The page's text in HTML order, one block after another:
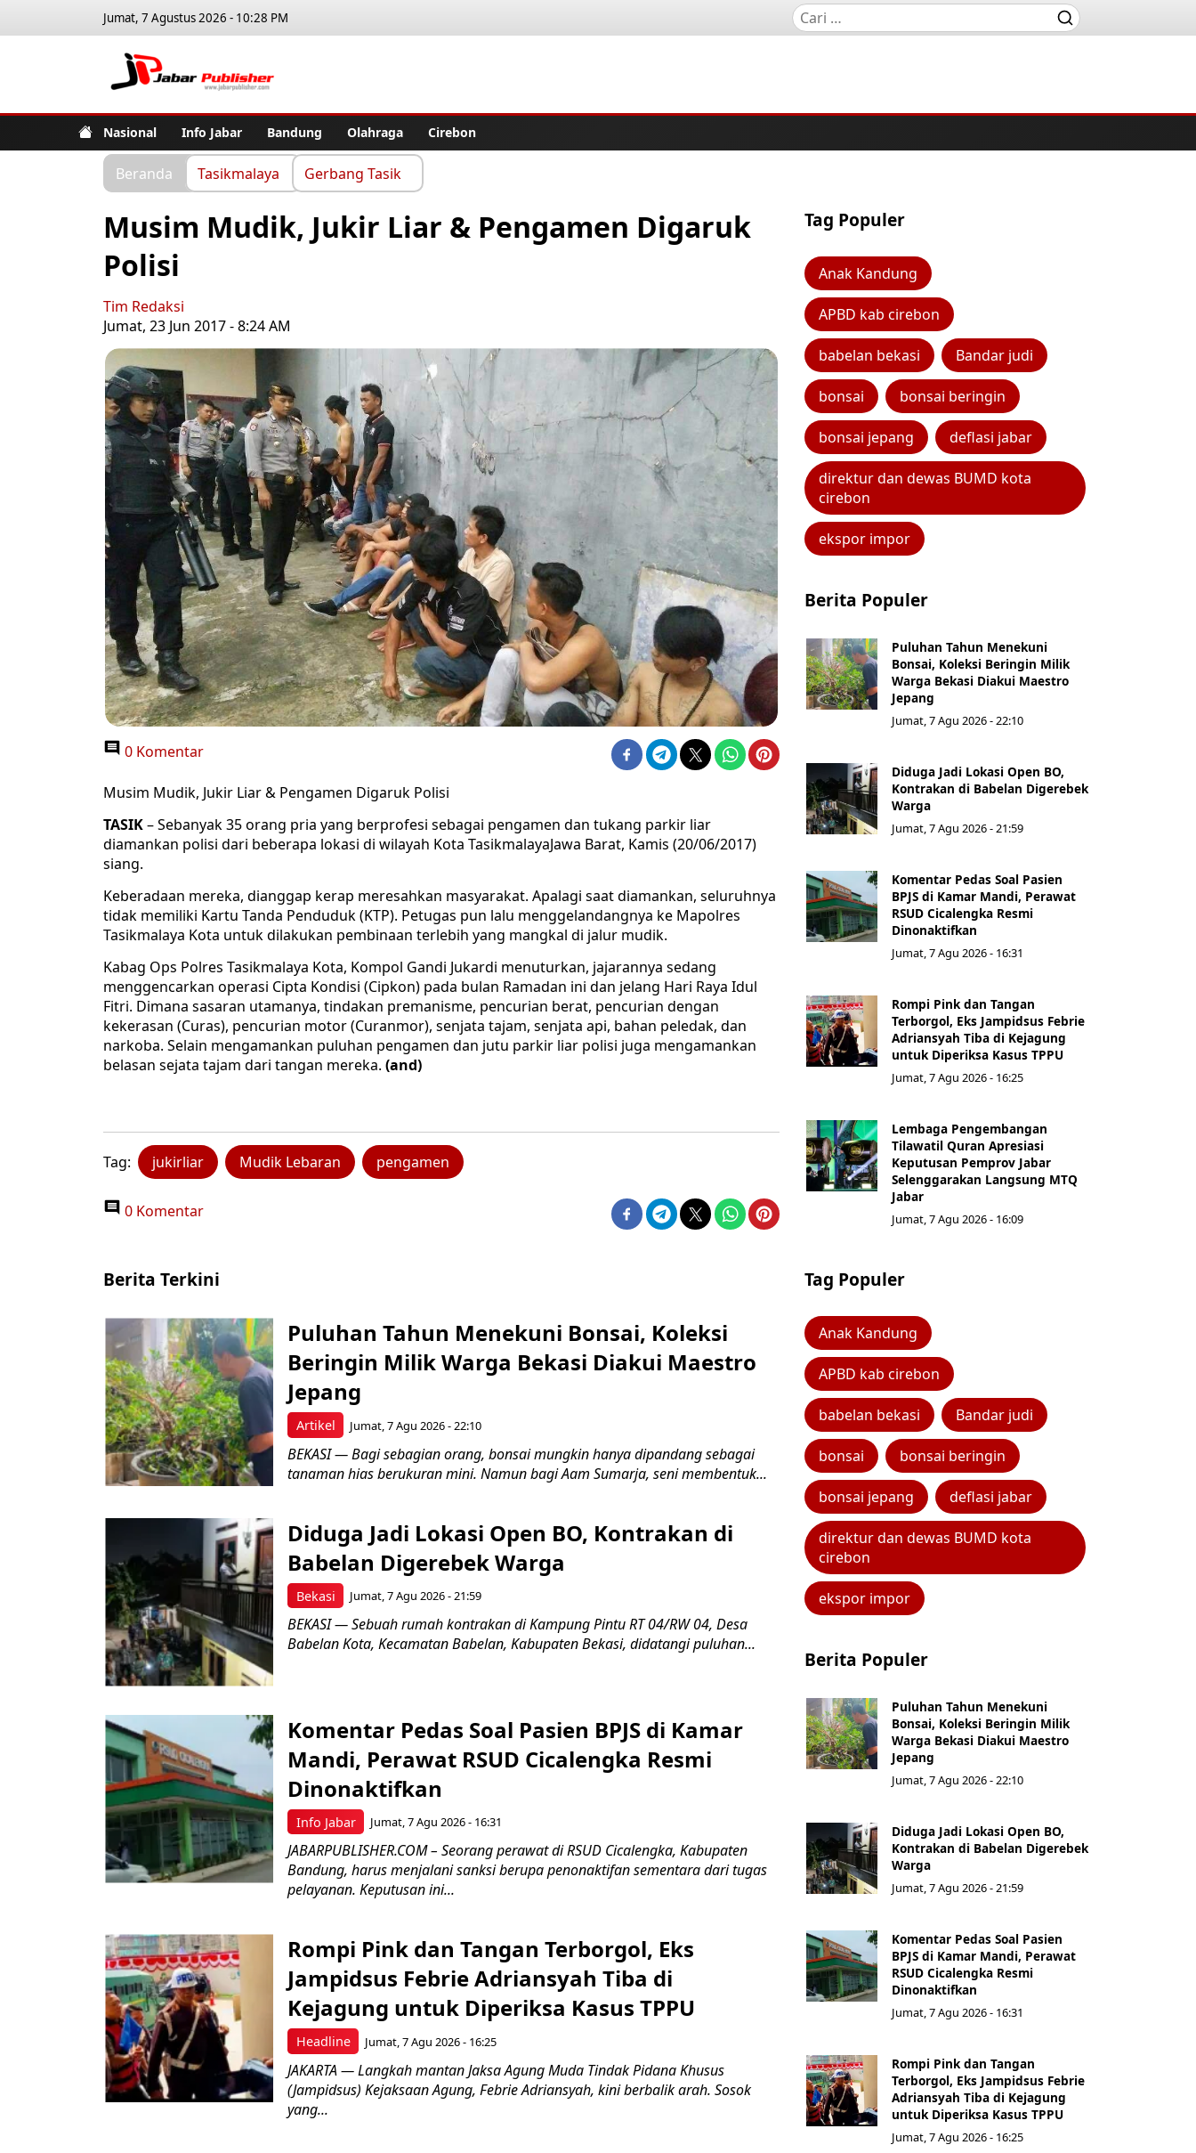
Jumat, 7 Agustus 2026 - 10:28 PM
Nasional Info Jabar Bandung Olahraga Cirebon
Beranda Tasikmalaya Gerbang Tasik
Musim Mudik, Jukir Liar & Pengamen Digaruk
Polisi
Tim Redaksi
Jumat, 23 Jun 2017 - 8:24 AM
0 Komentar
Musim Mudik, Jukir Liar & Pengamen Digaruk Polisi
TASIK– Sebanyak 35 orang pria yang berprofesi sebagai pengamen dan tukang parkir liar
diamankan polisi dari beberapa lokasi di wilayah Kota TasikmalayaJawa Barat, Kamis (20/06/2017)
siang.
Keberadaan mereka, dianggap kerap meresahkan masyarakat. Apalagi saat diamankan, seluruhnya
tidak memiliki Kartu Tanda Penduduk (KTP). Petugas pun lalu menggelandangnya ke Mapolres
Tasikmalaya Kota untuk dilakukan pembinaan terlebih yang mangkal di jalur mudik.
Kabag Ops Polres Tasikmalaya Kota, Kompol Gandi Jukardi menuturkan, jajarannya sedang
menggencarkan operasi Cipta Kondisi (Cipkon) pada bulan Ramadan ini dan jelang Hari Raya Idul
Fitri. Dimana sasaran utamanya, tindakan premanisme, pencurian berat, pencurian dengan
kekerasan (Curas), pencurian motor (Curanmor), senjata tajam, senjata api, bahan peledak, dan
narkoba. Selain mengamankan puluhan pengamen dan jutu parkir liar polisi juga mengamankan
belasan sejata tajam dari tangan mereka. (and)
Tag: jukirliar Mudik Lebaran pengamen
0 Komentar
Tag Populer
Anak Kandung
APBD kab cirebon
babelan bekasi Bandar judi
bonsai bonsai beringin
bonsai jepang deflasi jabar
direktur dan dewas BUMD kota
cirebon
ekspor impor
Berita Populer
Puluhan Tahun Menekuni
Bonsai, Koleksi Beringin Milik
Warga Bekasi Diakui Maestro
Jepang
Jumat, 7 Agu 2026 - 22:10
Diduga Jadi Lokasi Open BO,
Kontrakan di Babelan Digerebek
Warga
Jumat, 7 Agu 2026 - 21:59
Komentar Pedas Soal Pasien
BPJS di Kamar Mandi, Perawat
RSUD Cicalengka Resmi
Dinonaktifkan
Jumat, 7 Agu 2026 - 16:31
Rompi Pink dan Tangan
Terborgol, Eks Jampidsus Febrie
Adriansyah Tiba di Kejagung
untuk Diperiksa Kasus TPPU
Jumat, 7 Agu 2026 - 16:25
Lembaga Pengembangan
Tilawatil Quran Apresiasi
Keputusan Pemprov Jabar
Selenggarakan Langsung MTQ
Jabar
Jumat, 7 Agu 2026 - 16:09
Berita Terkini
Artikel
Puluhan Tahun Menekuni Bonsai, Koleksi
Beringin Milik Warga Bekasi Diakui Maestro
Jepang
Jumat, 7 Agu 2026 - 22:10
BEKASI — Bagi sebagian orang, bonsai mungkin hanya dipandang sebagai
tanaman hias berukuran mini. Namun bagi Aam Sumarja, seni membentuk...
Bekasi
Diduga Jadi Lokasi Open BO, Kontrakan di
Babelan Digerebek Warga
Jumat, 7 Agu 2026 - 21:59
BEKASI — Sebuah rumah kontrakan di Kampung Pintu RT 04/RW 04, Desa
Babelan Kota, Kecamatan Babelan, Kabupaten Bekasi, didatangi puluhan...
Info Jabar
Komentar Pedas Soal Pasien BPJS di Kamar
Mandi, Perawat RSUD Cicalengka Resmi
Dinonaktifkan
Jumat, 7 Agu 2026 - 16:31
JABARPUBLISHER.COM – Seorang perawat di RSUD Cicalengka, Kabupaten
Bandung, harus menjalani sanksi berupa penonaktifan sementara dari tugas
pelayanan. Keputusan ini...
Headline
Rompi Pink dan Tangan Terborgol, Eks
Jampidsus Febrie Adriansyah Tiba di
Kejagung untuk Diperiksa Kasus TPPU
Jumat, 7 Agu 2026 - 16:25
JAKARTA — Langkah mantan Jaksa Agung Muda Tindak Pidana Khusus
(Jampidsus) Kejaksaan Agung, Febrie Adriansyah, kini berbalik arah. Sosok
yang...
Tag Populer
Anak Kandung
APBD kab cirebon
babelan bekasi Bandar judi
bonsai bonsai beringin
bonsai jepang deflasi jabar
direktur dan dewas BUMD kota
cirebon
ekspor impor
Berita Populer
Puluhan Tahun Menekuni
Bonsai, Koleksi Beringin Milik
Warga Bekasi Diakui Maestro
Jepang
Jumat, 7 Agu 2026 - 22:10
Diduga Jadi Lokasi Open BO,
Kontrakan di Babelan Digerebek
Warga
Jumat, 7 Agu 2026 - 21:59
Komentar Pedas Soal Pasien
BPJS di Kamar Mandi, Perawat
RSUD Cicalengka Resmi
Dinonaktifkan
Jumat, 7 Agu 2026 - 16:31
Rompi Pink dan Tangan
Terborgol, Eks Jampidsus Febrie
Adriansyah Tiba di Kejagung
untuk Diperiksa Kasus TPPU
Jumat, 7 Agu 2026 - 16:25